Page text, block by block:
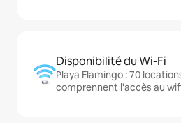
Disponibilité du Wi-Fi
Playa Flamingo : 70
comprennent l'accès au